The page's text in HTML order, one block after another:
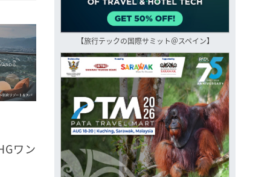
ワン
【旅行テックの国際サミット＠スペイン】